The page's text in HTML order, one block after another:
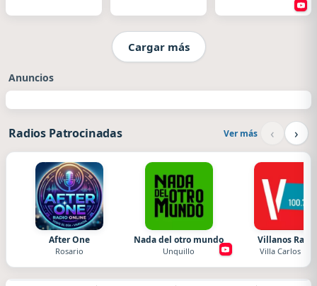
Cargar más
Anuncios
Radios Patrocinadas Ver más ‹ ›
After One
Rosario
Nada del otro mundo
Unquillo
Villanos
Villa Carlos Paz